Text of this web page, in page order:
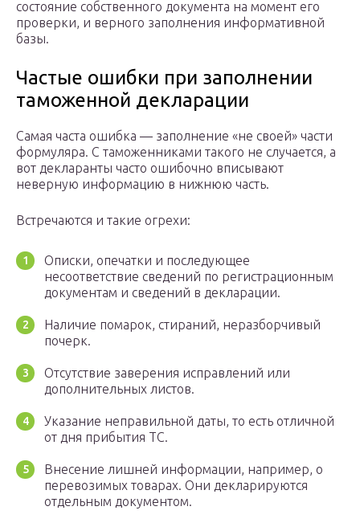
состояние собственного документа на момент его
проверки, и верного заполнения информативной
базы.
Частые ошибки при заполнении
таможенной декларации
Самая часта ошибка — заполнение «не своей» части
формуляра. С таможенниками такого не случается, а
вот декларанты часто ошибочно вписывают
неверную информацию в нижнюю часть.
Встречаются и такие огрехи:
Описки, опечатки и последующее
несоответствие сведений по регистрационным
документам и сведений в декларации.
Наличие помарок, стираний, неразборчивый
почерк.
Отсутствие заверения исправлений или
дополнительных листов.
Указание неправильной даты, то есть отличной
от дня прибытия ТС.
Внесение лишней информации, например, о
перевозимых товарах. Они декларируются
отдельным документом.